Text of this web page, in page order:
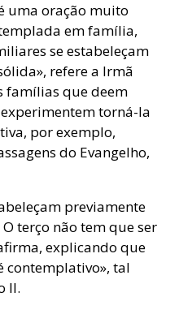
uma oração muito
em família,
se estabeleçam
refere a Irmã
famílias que deem
torná-la
por exemplo,
do Evangelho,
previamente
terço não tem que ser
explicando que
contemplativo», tal
II.